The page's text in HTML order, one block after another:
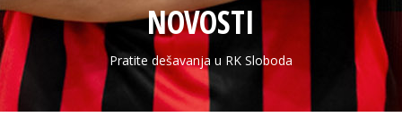
NOVOSTI
Pratite dešavanja u RK Sloboda